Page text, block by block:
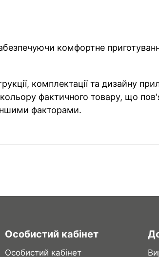
комфортне
комплектації та дизайну
фактичного товару, що
факторами.
Особистий кабінет
Особистий кабінет